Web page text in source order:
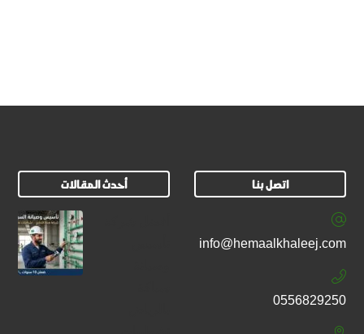
اتصل بنا
info@hemaalkhaleej.com
0556829250
أحدث المقالات